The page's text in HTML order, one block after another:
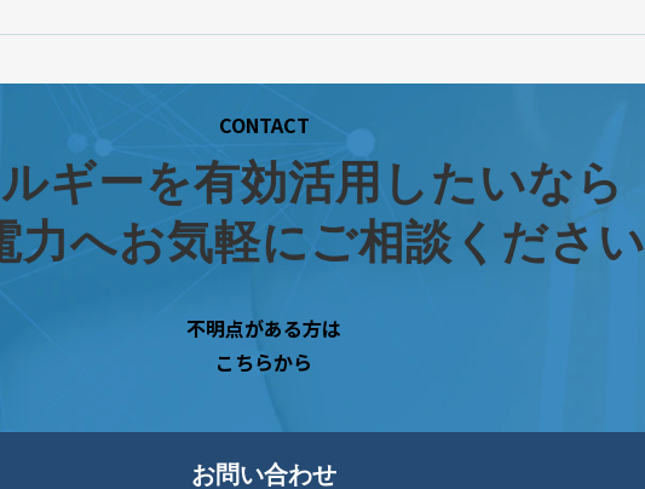
CONTACT
ギーを有効活用したいなら
力へお気軽にご相談ください
不明点がある方は
こちらから
お問い合わせ